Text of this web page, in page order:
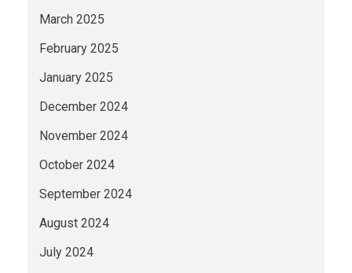
March 2025
February 2025
January 2025
December 2024
November 2024
October 2024
September 2024
August 2024
July 2024